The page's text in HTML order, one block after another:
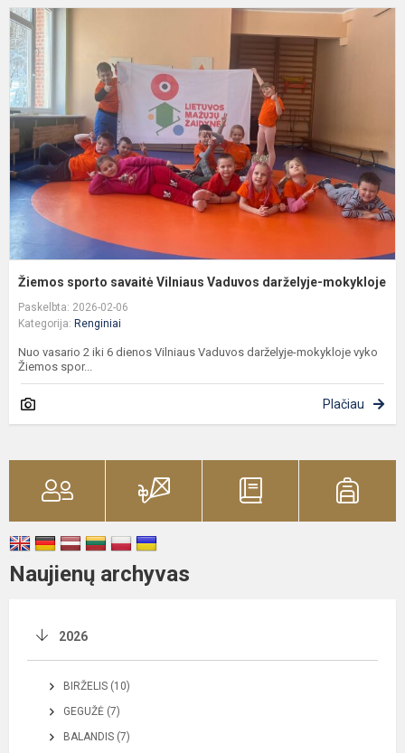
Žiemos sporto savaitė Vilniaus Vaduvos darželyje-mokykloje
Paskelbta: 2026-02-06
Kategorija: Renginiai
Nuo vasario 2 iki 6 dienos Vilniaus Vaduvos darželyje-mokykloje vyko
Žiemos spor...
Plačiau
Naujienų archyvas
2026
BIRŽELIS (10)
GEGUŽĖ (7)
BALANDIS (7)